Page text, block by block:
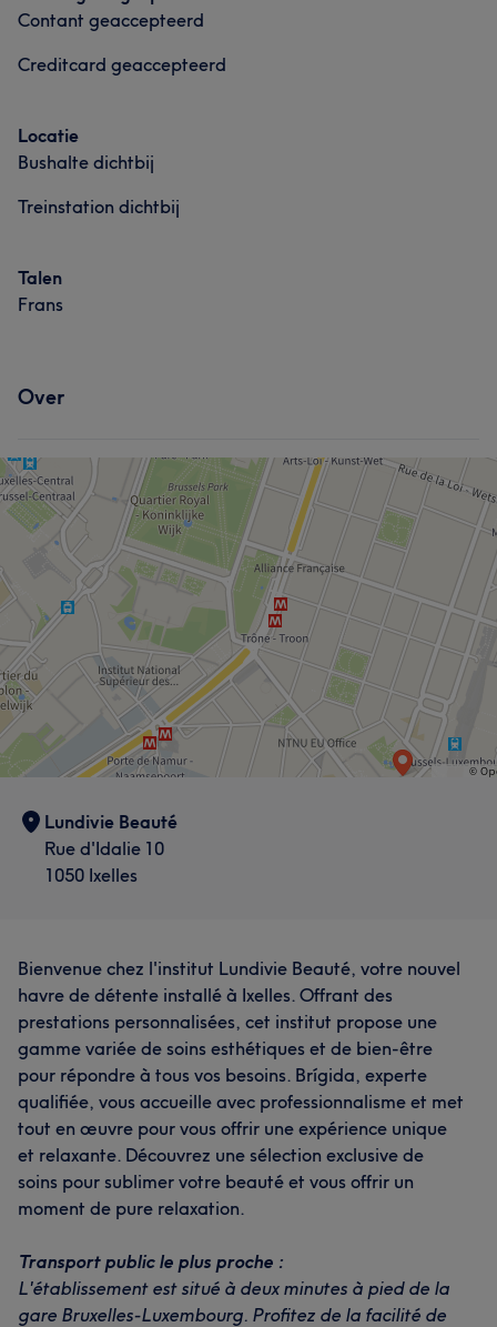
Contant geaccepteerd
Creditcard geaccepteerd
Locatie
Bushalte dichtbij
Treinstation dichtbij
Talen
Frans
Over
Lundivie Beauté
Rue d'Idalie 10
1050 Ixelles
Bienvenue chez l'institut Lundivie Beauté, votre nouvel
havre de détente installé à Ixelles. Offrant des
prestations personnalisées, cet institut propose une
gamme variée de soins esthétiques et de bien-être
pour répondre à tous vos besoins. Brígida, experte
qualifiée, vous accueille avec professionnalisme et met
tout en œuvre pour vous offrir une expérience unique
et relaxante. Découvrez une sélection exclusive de
soins pour sublimer votre beauté et vous offrir un
moment de pure relaxation.
Transport public le plus proche :
L'établissement est situé à deux minutes à pied de la
gare Bruxelles-Luxembourg. Profitez de la facilité de